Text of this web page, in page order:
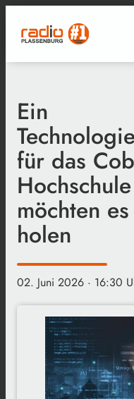
Ein
für das
möchten
holen
02. Juni 2026 · 16:30